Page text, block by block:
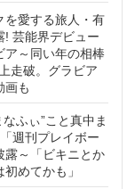
を愛する旅人・有
! 芸能界デビュー
ア～同い年の相棒
走破。グラビア
画も
ふぃ”こと真中ま
週刊プレイボー
露～「ビキニとか
めてかも」